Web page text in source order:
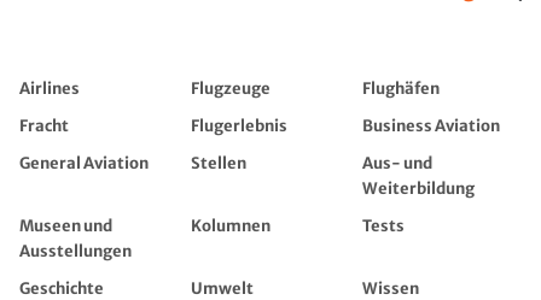
Airlines Flugzeuge
Flughäfen
Fracht
Flugerlebnis
Business Aviation
General Aviation
Stellen
Aus- und
Weiterbildung
Museen und
Ausstellungen
Kolumnen Tests
Geschichte Umwelt
Wissen